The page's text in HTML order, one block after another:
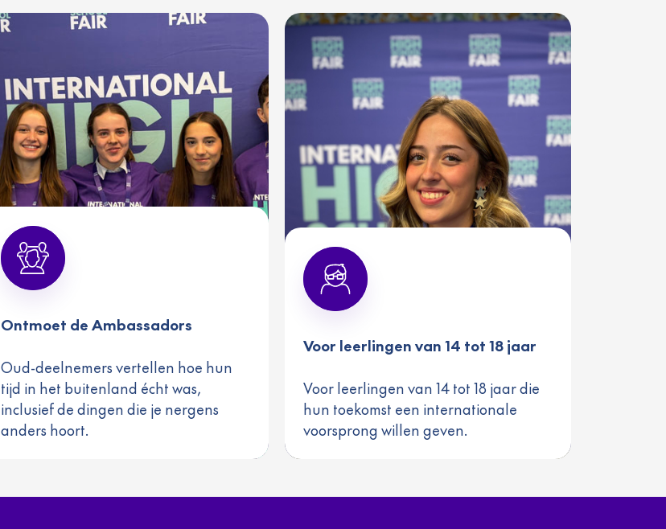
Ontmoet de Ambassadors
Oud-deelnemers vertellen hoe hun
tijd in het buitenland écht was,
inclusief de dingen die je nergens
anders hoort.
Voor leerlingen van 14 tot 18 jaar
Voor leerlingen van 14 tot 18 jaar die
hun toekomst een internationale
voorsprong willen geven.